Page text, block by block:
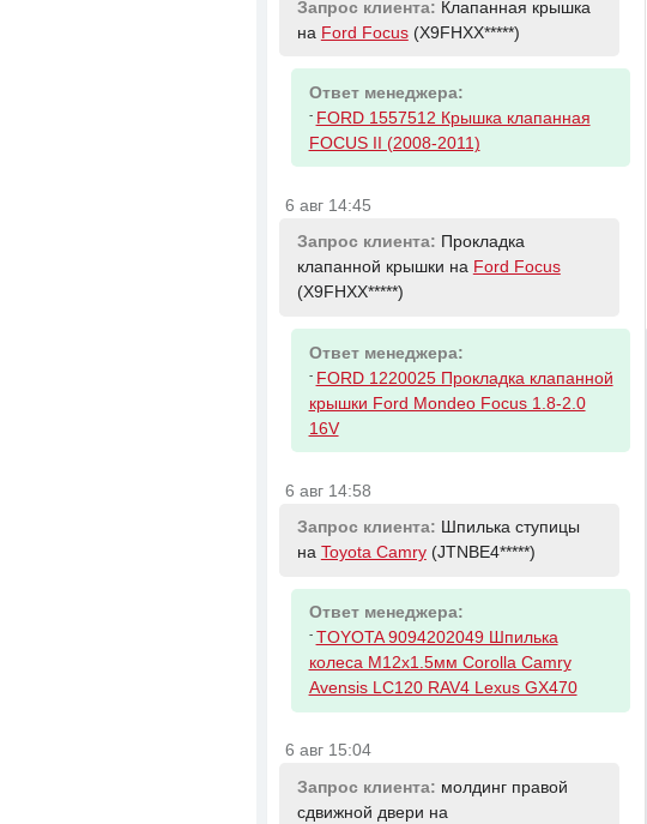
Запрос клиента: Клапанная крышка
на Ford Focus(X9FHXX*****)
Ответ менеджера:
- FORD 1557512 Крышка клапанная
FOCUS II (2008-2011)
6 авг 14:45
Запрос клиента: Прокладка
клапанной крышки на Ford Focus
(X9FHXX*****)
Ответ менеджера:
- FORD 1220025 Прокладка клапанной
крышки Ford Mondeo Focus 1.8-2.0
16V
6 авг 14:58
Запрос клиента: Шпилька ступицы
на Toyota Camry(JTNBE4*****)
Ответ менеджера:
- TOYOTA 9094202049 Шпилька
колеса M12x1.5мм Corolla Camry
Avensis LC120 RAV4 Lexus GX470
6 авг 15:04
Запрос клиента: молдинг правой
сдвижной двери на